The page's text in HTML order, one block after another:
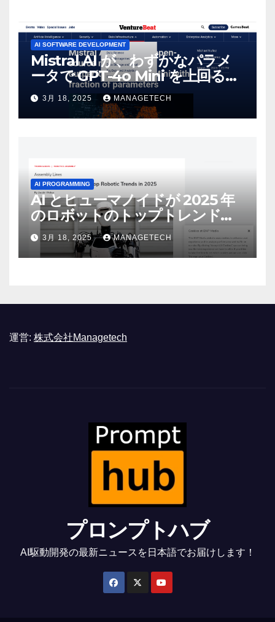
AI SOFTWARE DEVELOPMENT
Mistral AI が、わずかなパラメ
ータで GPT-4o Mini を上回る新
しいオープンソース モデルをリ
リース | VentureBeat
3月 18, 2025 MANAGETECH
AI PROGRAMMING
AI とヒューマノイドが 2025 年
のロボットのトップトレンドに |
ASSEMBLY
3月 18, 2025 MANAGETECH
運営: 株式会社Managetech
プロンプトハブ
AI駆動開発の最新ニュースを日本語でお届けします！